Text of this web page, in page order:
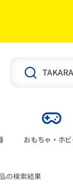
おもちゃ・ホ
の検索結果